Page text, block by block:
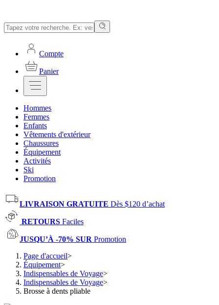
Compte
Panier
Hommes
Femmes
Enfants
Vêtements d'extérieur
Chaussures
Équipement
Activités
Ski
Promotion
LIVRAISON GRATUITE Dès $120 d’achat
RETOURS Faciles
JUSQU’À -70% SUR Promotion
Page d'accueil>
Équipement>
Indispensables de Voyage>
Indispensables de Voyage>
Brosse à dents pliable